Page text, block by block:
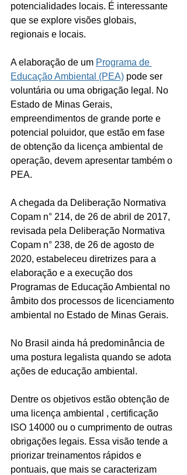
potencialidades locais. É interessante
que se explore visões globais,
regionais e locais.
A elaboração de um Programa de
Educação Ambiental (PEA) pode ser
voluntária ou uma obrigação legal. No
Estado de Minas Gerais,
empreendimentos de grande porte e
potencial poluidor, que estão em fase
de obtenção da licença ambiental de
operação, devem apresentar também o
PEA.
A chegada da Deliberação Normativa
Copam n° 214, de 26 de abril de 2017,
revisada pela Deliberação Normativa
Copam n° 238, de 26 de agosto de
2020, estabeleceu diretrizes para a
elaboração e a execução dos
Programas de Educação Ambiental no
âmbito dos processos de licenciamento
ambiental no Estado de Minas Gerais.
No Brasil ainda há predominância de
uma postura legalista quando se adota
ações de educação ambiental.
Dentre os objetivos estão obtenção de
uma licença ambiental , certificação
ISO 14000 ou o cumprimento de outras
obrigações legais. Essa visão tende a
priorizar treinamentos rápidos e
pontuais, que mais se caracterizam